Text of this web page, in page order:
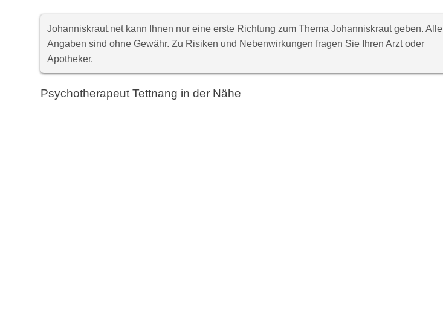
Johanniskraut.net kann Ihnen nur eine erste Richtung zum Thema Johanniskraut geben. Alle
Angaben sind ohne Gewähr. Zu Risiken und Nebenwirkungen fragen Sie Ihren Arzt oder
Apotheker.
Psychotherapeut Tettnang in der Nähe